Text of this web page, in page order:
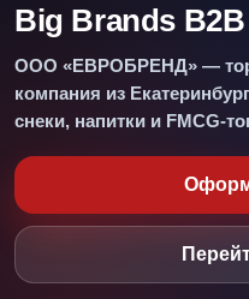
Big Brands B2B
ООО «ЕВРОБРЕНД» —
компания из
снеки, напитки и FMCG-